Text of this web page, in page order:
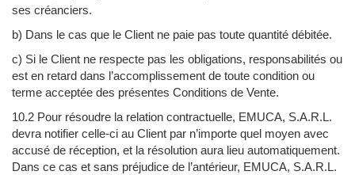
ses créanciers.
b) Dans le cas que le Client ne paie pas toute quantité débitée.
c) Si le Client ne respecte pas les obligations, responsabilités ou
est en retard dans l’accomplissement de toute condition ou
terme acceptée des présentes Conditions de Vente.
10.2 Pour résoudre la relation contractuelle, EMUCA, S.A.R.L.
devra notifier celle-ci au Client par n’importe quel moyen avec
accusé de réception, et la résolution aura lieu automatiquement.
Dans ce cas et sans préjudice de l’antérieur, EMUCA, S.A.R.L.